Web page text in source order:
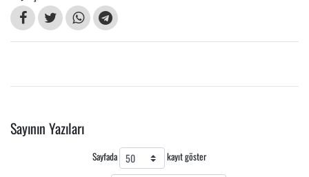
Sayının Yazıları
Sayfada kayıt göster